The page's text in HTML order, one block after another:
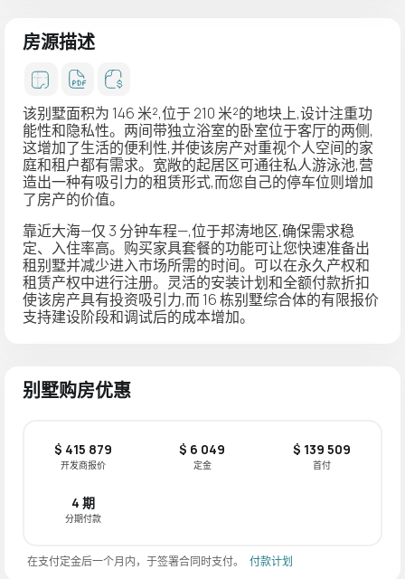
房源描述
该别墅面积为 146 米²,位于 210 米²的地块上,设计注重功
能性和隐私性。 两间带独立浴室的卧室位于客厅的两侧,
这增加了生活的便利性,并使该房产对重视个人空间的家
庭和租户都有需求。宽敞的起居区可通往私人游泳池,营
造出一种有吸引力的租赁形式,而您自己的停车位则增加
了房产的价值。
靠近大海—仅 3 分钟车程—,位于邦涛地区,确保需求稳
定、入住率高。购买家具套餐的功能可让您快速准备出
租别墅并减少进入市场所需的时间。可以在永久产权和
租赁产权中进行注册。灵活的安装计划和全额付款折扣
使该房产具有投资吸引力,而 16 栋别墅综合体的有限报价
支持建设阶段和调试后的成本增加。
别墅购房优惠
$ 415 879
开发商报价
$ 6 049
定金
$ 139 509
首付
4 期
分期付款
在支付定金后一个月内，于签署合同时支付。 付款计划